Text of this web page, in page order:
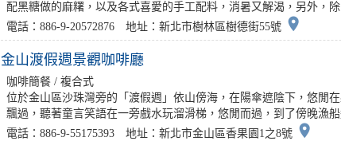
配黑糖做的麻糬，以及各式喜愛的手工配料，消暑又解渴，另外，
電話：886-9-20572876 地址：新北市樹林區樹德街55號 place
金山渡假週景觀咖啡廳
咖啡簡餐 / 複合式
位於金山區沙珠灣旁的「渡假週」依山傍海，在陽傘遮陰下，悠閒
飄過，聽著童言笑語在一旁戲水玩溜滑梯，悠閒而過，到了傍晚漁船
電話：886-9-55175393 地址：新北市金山區香果園1之8號 place